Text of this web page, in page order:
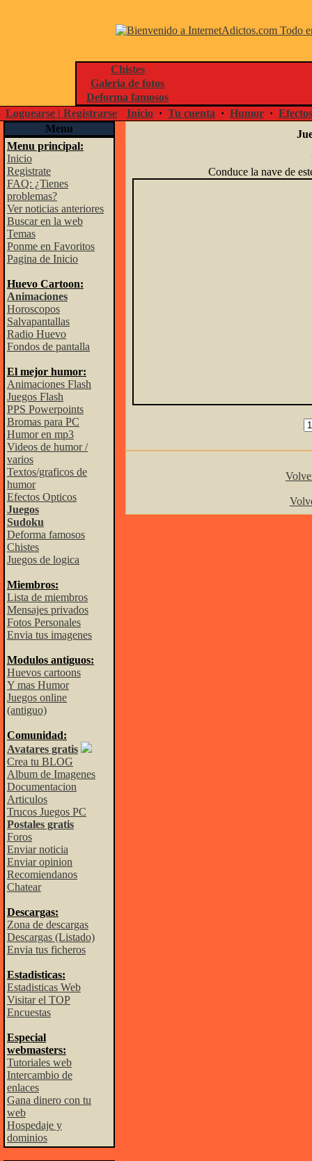
Chistes
Galeria de fotos
Deforma famosos
Loguearse | Registrarse
Inicio · Tu cuenta · Humor ·
Menu
Menu principal:
Inicio
Registrate
FAQ: ¿Tienes
problemas?
Ver noticias anteriores
Buscar en la web
Temas
Ponme en Favoritos
Pagina de Inicio
Huevo Cartoon:
Animaciones
Horoscopos
Salvapantallas
Radio Huevo
Fondos de pantalla
El mejor humor:
Animaciones Flash
Juegos Flash
PPS Powerpoints
Bromas para PC
Humor en mp3
Videos de humor /
varios
Textos/graficos de
humor
Efectos Opticos
Juegos
Sudoku
Deforma famosos
Chistes
Juegos de logica
Miembros:
Lista de miembros
Mensajes privados
Fotos Personales
Envia tus imagenes
Modulos antiguos:
Huevos cartoons
Y mas Humor
Juegos online
(antiguo)
Comunidad:
Avatares gratis
Crea tu BLOG
Album de Imagenes
Documentacion
Articulos
Trucos Juegos PC
Postales gratis
Foros
Enviar noticia
Enviar opinion
Recomiendanos
Chatear
Descargas:
Zona de descargas
Descargas (Listado)
Envia tus ficheros
Estadisticas:
Estadisticas Web
Visitar el TOP
Encuestas
Especial
webmasters:
Tutoriales web
Intercambio de
enlaces
Gana dinero con tu
web
Hospedaje y
dominios
Conduce la nave de